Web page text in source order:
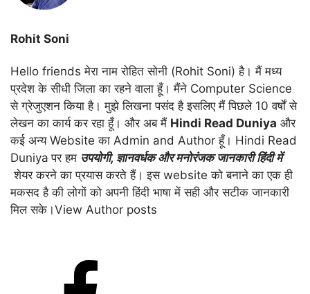
Rohit Soni
Hello friends मेरा नाम रोहित सोनी (Rohit Soni) है। मैं मध्य
प्रदेश के सीधी जिला का रहने वाला हूँ। मैंने Computer Science
से ग्रेजुएशन किया है। मुझे लिखना पसंद है इसलिए मैं पिछले 10 वर्षों से
लेखन का कार्य कर रहा हूँ। और अब मैं Hindi Read Duniya और
कई अन्य Website का Admin and Author हूँ। Hindi Read
Duniya पर हम उपयोगी, ज्ञानवर्धक और मनोरंजक जानकारी हिंदी में
शेयर करने का प्रयास करते हैं। इस website को बनाने का एक ही
मकसद है की लोगों को अपनी हिंदी भाषा में सही और सटीक जानकारी
मिल सके।View Author posts